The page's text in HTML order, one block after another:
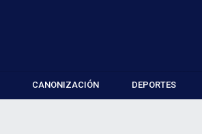
CANONIZACIÓN DEPORTES